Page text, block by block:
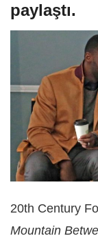
paylaştı.
20th Century
Mountain